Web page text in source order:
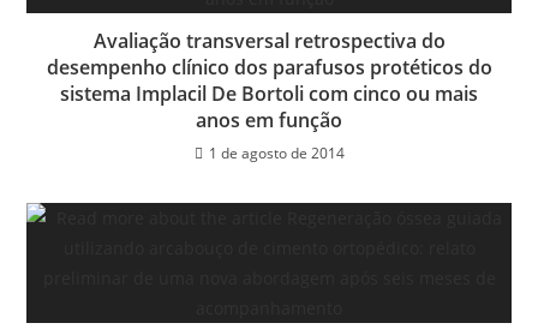
Avaliação transversal retrospectiva do
desempenho clínico dos parafusos protéticos do
sistema Implacil De Bortoli com cinco ou mais
anos em função
1 de agosto de 2014